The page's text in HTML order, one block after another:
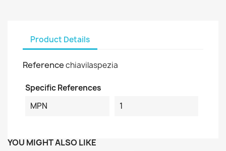
Product Details
Referencechiavilaspezia
Specific References
MPN
1
YOU MIGHT ALSO LIKE